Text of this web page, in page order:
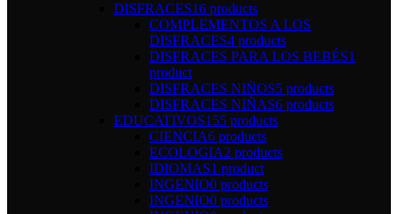
DISFRACES16 products
COMPLEMENTOS A LOS
DISFRACES4 products
DISFRACES PARA LOS BEBÉS1
product
DISFRACES NIÑOS5 products
DISFRACES NIÑAS6 products
EDUCATIVOS155 products
CIENCIA6 products
ECOLOGIA2 products
IDIOMAS1 product
INGENIO0 products
INGENIO0 products